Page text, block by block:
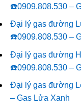
☎️0909.808.530 –
Đại lý gas đường
☎️0909.808.530 –
Đại lý gas đường
☎️0909.808.530 –
Đại lý gas đường
– Gas Lửa Xanh